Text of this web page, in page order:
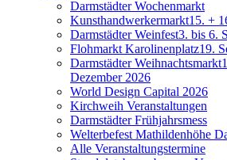
Darmstädter Wochenmarkt
Kunsthandwerkermarkt15. +
Darmstädter Weinfest3. bis 6.
Flohmarkt Karolinenplatz19.
Darmstädter Weihnachtsmarkt
Dezember 2026
World Design Capital 2026
Kirchweih Veranstaltungen
Darmstädter Frühjahrsmess
Welterbefest Mathildenhöhe
Alle Veranstaltungstermine